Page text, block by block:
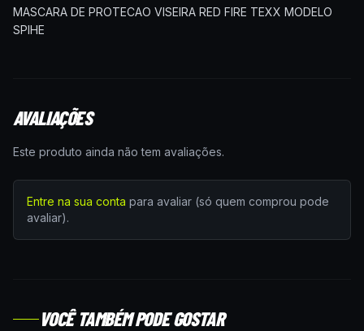
MASCARA DE PROTECAO VISEIRA RED FIRE TEXX MODELO
SPIHE
AVALIAÇÕES
Este produto ainda não tem avaliações.
Entre na sua conta para avaliar (só quem comprou pode
avaliar).
VOCÊ TAMBÉM PODE GOSTAR